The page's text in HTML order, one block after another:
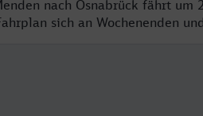
nach Osnabrück fährt
sich an Wochenenden